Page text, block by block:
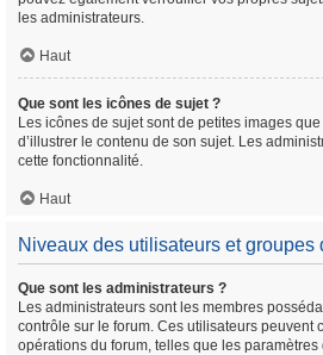
les administrateurs.
Haut
Que sont les icônes de sujet ?
Les icônes de sujet sont de petites images
d’illustrer le contenu de son sujet. Les
cette fonctionnalité.
Haut
Niveaux des utilisateurs et groupes
Que sont les administrateurs ?
Les administrateurs sont les membres
contrôle sur le forum. Ces utilisateurs peuvent
opérations du forum, telles que les paramètres